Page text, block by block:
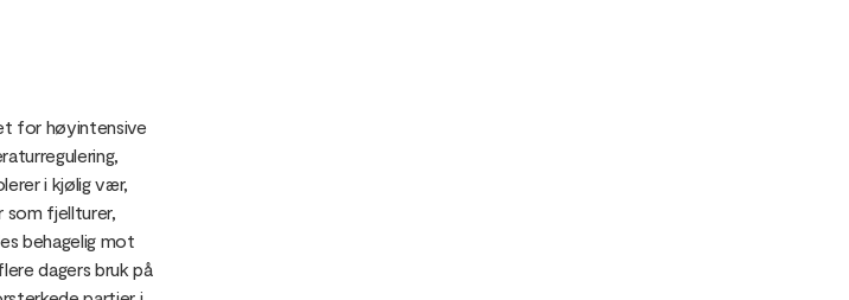
for høyintensive
i kjølig vær,
som fjellturer,
behagelig mot
dagers bruk på